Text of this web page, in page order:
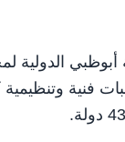
الدولية
فنية